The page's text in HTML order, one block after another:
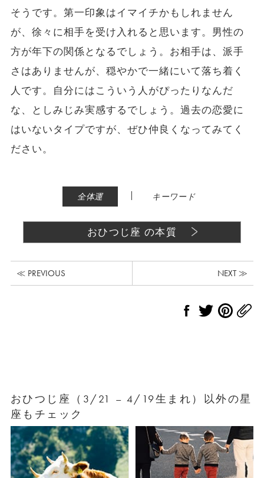
そうです。第一印象はイマイチかもしれません
が、徐々に相手を受け入れると思います。男性の
方が年下の関係となるでしょう。お相手は、派手
さはありませんが、穏やかで一緒にいて落ち着く
人です。自分にはこういう人がぴったりなんだ
な、としみじみ実感するでしょう。過去の恋愛に
はいないタイプですが、ぜひ仲良くなってみてく
ださい。
全体運 | キーワード
おひつじ座 の本質
≪ PREVIOUS NEXT ≫
おひつじ座（3/21 – 4/19生まれ）以外の星
座もチェック